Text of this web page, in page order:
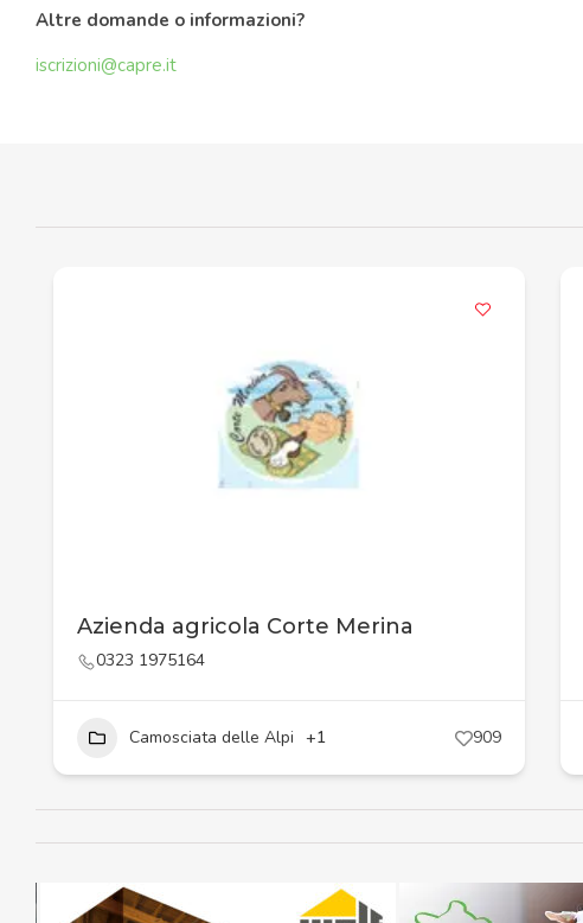
Altre domande o informazioni?
iscrizioni@capre.it
Azienda agricola Corte Merina
0323 1975164
Camosciata delle Alpi +1 909